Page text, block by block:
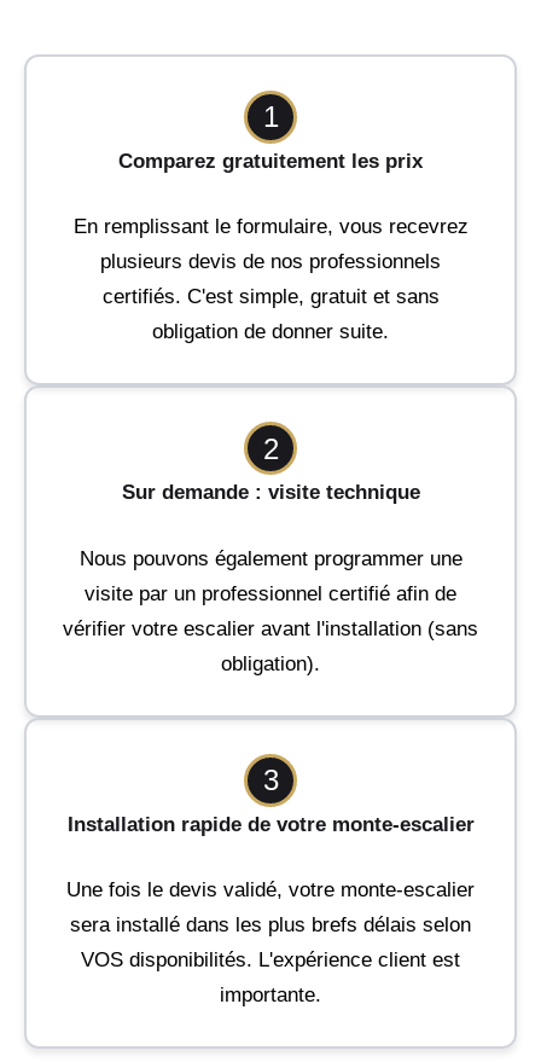
1
Comparez gratuitement les prix
En remplissant le formulaire, vous recevrez
plusieurs devis de nos professionnels
certifiés. C'est simple, gratuit et sans
obligation de donner suite.
2
Sur demande : visite technique
Nous pouvons également programmer une
visite par un professionnel certifié afin de
vérifier votre escalier avant l'installation (sans
obligation).
3
Installation rapide de votre monte-escalier
Une fois le devis validé, votre monte-escalier
sera installé dans les plus brefs délais selon
VOS disponibilités. L'expérience client est
importante.